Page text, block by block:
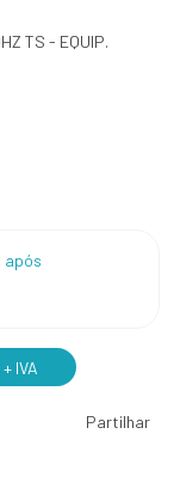
TS - EQUIP.
após
IVA
Partilhar